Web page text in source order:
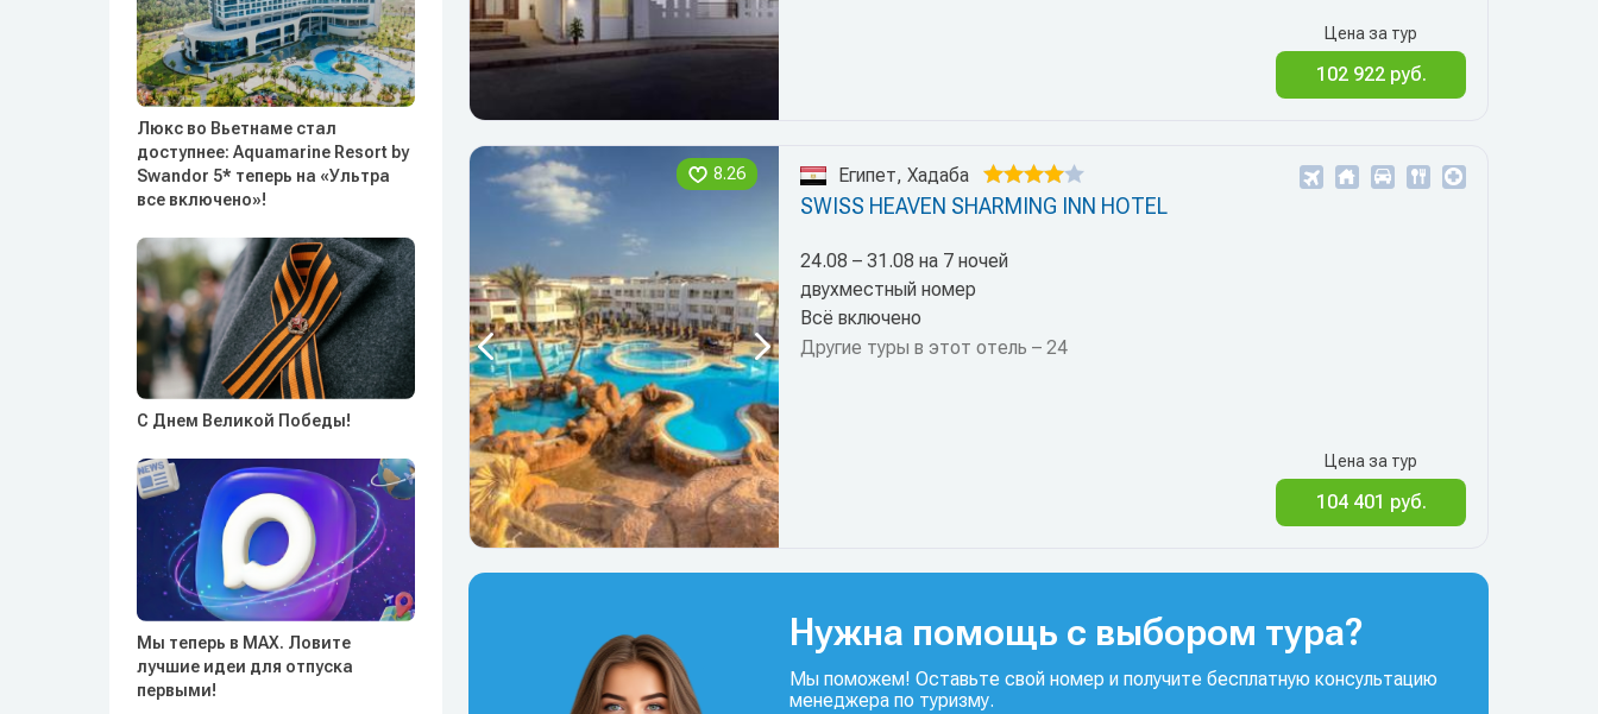
Люкс во Вьетнаме стал
доступнее: Aquamarine Resort by
Swandor 5* теперь на «Ультра
все включено»!
С Днем Великой Победы!
Мы теперь в MAX. Ловите
лучшие идеи для отпуска
первыми!
Цена за тур
102 922 руб.
8.26 Египет, Хадаба
SWISS HEAVEN SHARMING INN HOTEL
24.08 – 31.08 на 7 ночей
двухместный номер
Всё включено
Другие туры в этот отель – 24
Цена за тур
104 401 руб.
Нужна помощь с выбором тура?
Мы поможем! Оставьте свой номер и получите бесплатную консультацию
менеджера по туризму.